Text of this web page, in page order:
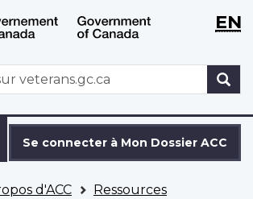
Aller
au
principal
Passer
à
version
HTML
simplifiée
WxT
WxTEN
Se connecter à Mon Dossier ACC
d'ACC Ressources